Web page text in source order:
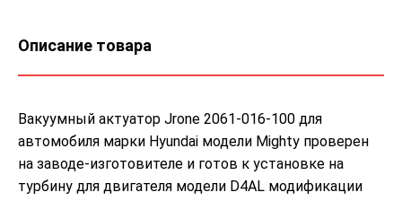
Описание товара
Вакуумный актуатор Jrone 2061-016-100 для
автомобиля марки Hyundai модели Mighty проверен
на заводе-изготовителе и готов к установке на
турбину для двигателя модели D4AL модификации